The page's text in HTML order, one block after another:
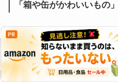
「箱や缶がかわいいもの」
を探したい場合は、以下の